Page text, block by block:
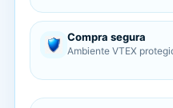
Compra segura
Ambiente VTEX